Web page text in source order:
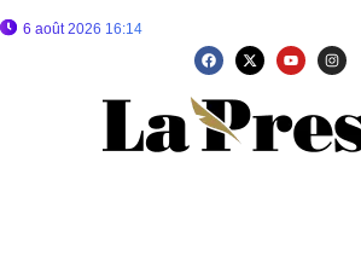
6 août 2026 16:14